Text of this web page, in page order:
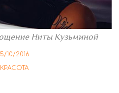
Ниты Кузьминой
10/2016
КРАСОТА